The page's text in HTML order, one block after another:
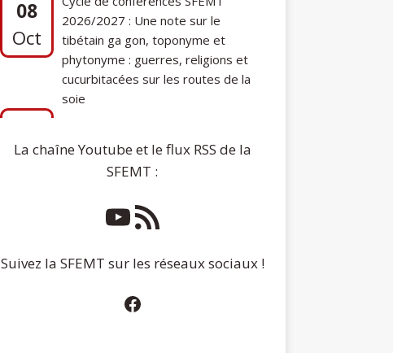
phytonyme : guerres, religions et
cucurbitacées sur les routes de la
soie
Sep
Communication de Ann Tashi Slater :
From 1920s Tibet to 21st-Century
La chaîne Youtube et le flux RSS de la
SFEMT :
Suivez la SFEMT sur les réseaux sociaux !